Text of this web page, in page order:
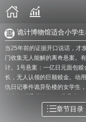
诡计博物馆适合小学
当25年前的证据开口说话，才
门收集无人能解的离奇悬案。
计。1号悬案：一亿日元面包
长，无人认领的巨额赎金。动
仇日记事件诡异坠楼的女学生
共犯仍藏匿于茫茫人海。想
号悬案：世田谷区灭门事件汽
章节目录